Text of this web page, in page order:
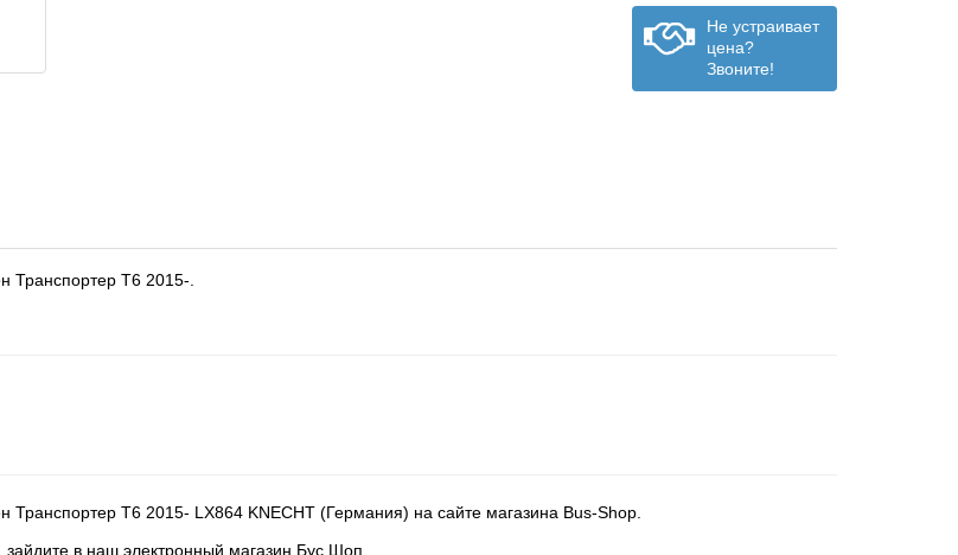
Не устраивает
цена?
Звоните!
Транспортер Т6 2015-.
Т6 2015- LX864 KNECHT (Германия) на сайте магазина Bus-Shop.
зайдите в наш электронный магазин Бус Шоп.